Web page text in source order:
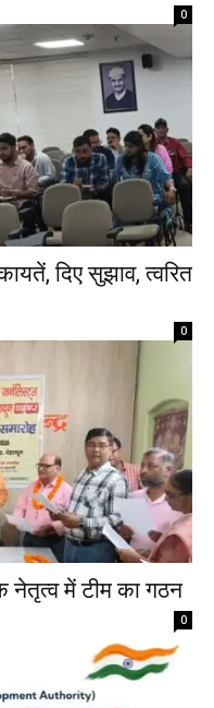
0
दिए सुझाव, त्वरित
0
नेतृत्व में टीम का गठन
0